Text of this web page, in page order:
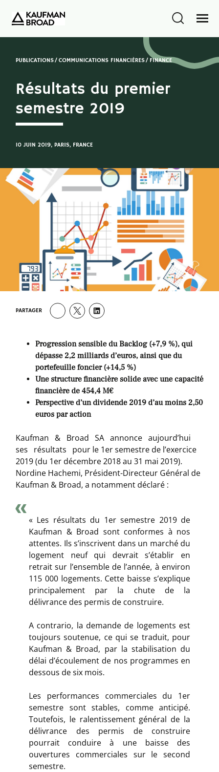
PUBLICATIONS COMMUNICATIONS FINANCIÈRES FINANCE
Résultats du premier
semestre 2019
10 JUIN 2019, PARIS, FRANCE
PARTAGER
Progression sensible du Backlog (+7,9 %), qui
dépasse 2,2 milliards d’euros, ainsi que du
portefeuille foncier (+14,5 %)
Une structure financière solide avec une capacité
financière de 454,4 M€
Perspective d’un dividende 2019 d’au moins 2,50
euros par action
Kaufman & Broad SA annonce aujourd’hui
ses résultats pour le 1er semestre de l’exercice
2019 (du 1er décembre 2018 au 31 mai 2019).
Nordine Hachemi, Président-Directeur Général de
Kaufman & Broad, a notamment déclaré :
« Les résultats du 1er semestre 2019 de
Kaufman & Broad sont conformes à nos
attentes. Ils s’inscrivent dans un marché du
logement neuf qui devrait s’établir en
retrait sur l’ensemble de l’année, à environ
115 000 logements. Cette baisse s’explique
principalement par la chute de la
délivrance des permis de construire.
A contrario, la demande de logements est
toujours soutenue, ce qui se traduit, pour
Kaufman & Broad, par la stabilisation du
délai d’écoulement de nos programmes en
dessous de six mois.
Les performances commerciales du 1er
semestre sont stables, comme anticipé.
Toutefois, le ralentissement général de la
délivrance des permis de construire
pourrait conduire à une baisse des
ouvertures commerciales sur le second
semestre.